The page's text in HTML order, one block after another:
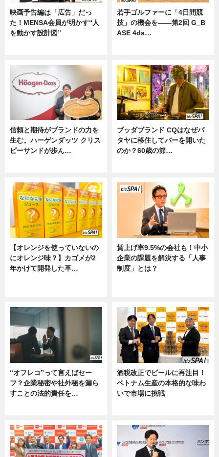
映画予告編は「広告」だっ
た！MENSA会員が明かす“人
を動かす設計図”
若手ゴルファーに「4日間競
技」の機会を——第2回 G_B
ASE 4da…
信頼と期待がブランドの力を
生む。ハーゲンダッツ クリス
ピーサンドが歩ん…
ブッダブランド CQはなぜパ
タヤに移住してバーを開いた
のか？60歳の節…
【オレンジを使っていないの
にオレンジ味？】カゴメが2
年かけて開発した革…
賃上げ率9.5%の会社も！中小
企業の課題を解決する「人事
制度」とは？
“オフレコ”って言えばセー
フ？企業秘密や社外秘を漏ら
すことの法的責任を…
酒税改正でビールに再注目！
ベトナム生産の本格的な味わ
いで市場に挑戦